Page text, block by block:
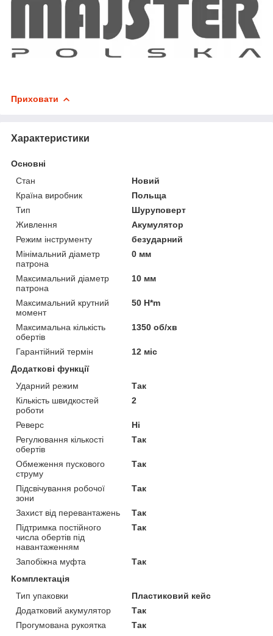
Приховати
Характеристики
Основні
Стан
Новий
Країна виробник
Польща
Тип
Шуруповерт
Живлення
Акумулятор
Режим інструменту
безударний
Мінімальний діаметр
патрона
0 мм
Максимальний діаметр
патрона
10 мм
Максимальний крутний
момент
50 H*m
Максимальна кількість
обертів
1350 об/хв
Гарантійний термін
12 міс
Додаткові функції
Ударний режим
Так
Кількість швидкостей
роботи
2
Реверс
Ні
Регулювання кількості
обертів
Так
Обмеження пускового
струму
Так
Підсвічування робочої
зони
Так
Захист від перевантажень
Так
Підтримка постійного
числа обертів під
навантаженням
Так
Запобіжна муфта
Так
Комплектація
Тип упаковки
Пластиковий кейс
Додатковий акумулятор
Так
Прогумована рукоятка
Так